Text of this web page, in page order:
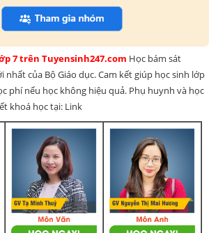
7 trên Tuyensinh247.com Học bám sát
nhất của Bộ Giáo dục. Cam kết giúp học sinh lớp
phí nếu học không hiệu quả. Phụ huynh và học
khoá học tại: Link